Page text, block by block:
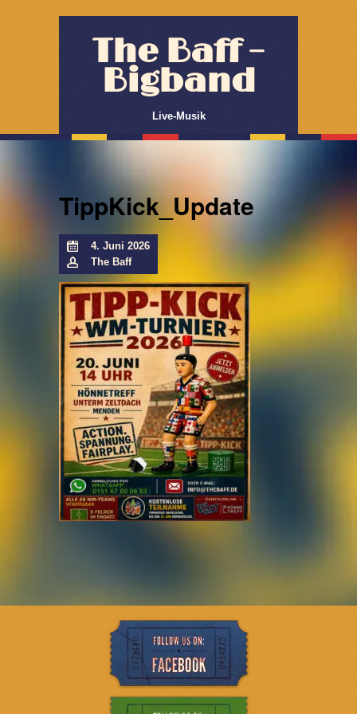
The Baff –
Bigband
Live-Musik
TippKick_Update
4. Juni 2026
The Baff